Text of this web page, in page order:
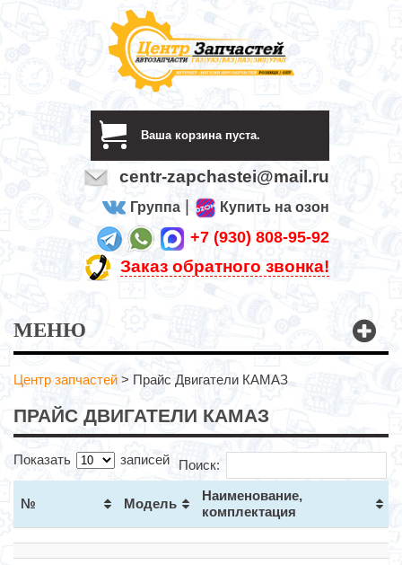
Ваша корзина пуста.
centr-zapchastei@mail.ru
Группа Купить на озон
+7 (930) 808-95-92
Заказ обратного звонка!
МЕНЮ
Центр запчастей > Прайс Двигатели КАМАЗ
ПРАЙС ДВИГАТЕЛИ КАМАЗ
Показать записей Поиск:
№ Модель
Наименование,
комплектация